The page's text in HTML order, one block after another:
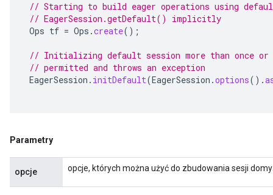
// Starting to build eager operations using
// EagerSession.getDefault() implicitly
Ops tf = Ops .create();
// Initializing default session more than once
// permitted and throws an exception
EagerSession . initDefault(EagerSession .options().
Parametry
opcje opcje, których można użyć do zbudowania sesji